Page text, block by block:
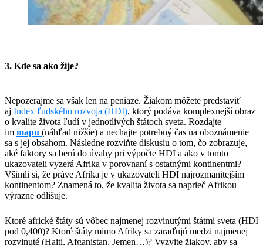
3. Kde sa ako žije?
Nepozerajme sa však len na peniaze. Žiakom môžete predstaviť
aj Index ľudského rozvoja (HDI), ktorý podáva komplexnejší obraz
o kvalite života ľudí v jednotlivých štátoch sveta. Rozdajte
im mapu (náhľad nižšie) a nechajte potrebný čas na oboznámenie
sa s jej obsahom. Následne rozviňte diskusiu o tom, čo zobrazuje,
aké faktory sa berú do úvahy pri výpočte HDI a ako v tomto
ukazovateli vyzerá Afrika v porovnaní s ostatnými kontinentmi?
Všimli si, že práve Afrika je v ukazovateli HDI najrozmanitejším
kontinentom? Znamená to, že kvalita života sa naprieč Afrikou
výrazne odlišuje.
​Ktoré africké štáty sú vôbec najmenej rozvinutými štátmi sveta (HDI
pod 0,400)? Ktoré štáty mimo Afriky sa zaraďujú medzi najmenej
rozvinuté (Haiti, Afganistan, Jemen…)? Vyzvite žiakov, aby sa